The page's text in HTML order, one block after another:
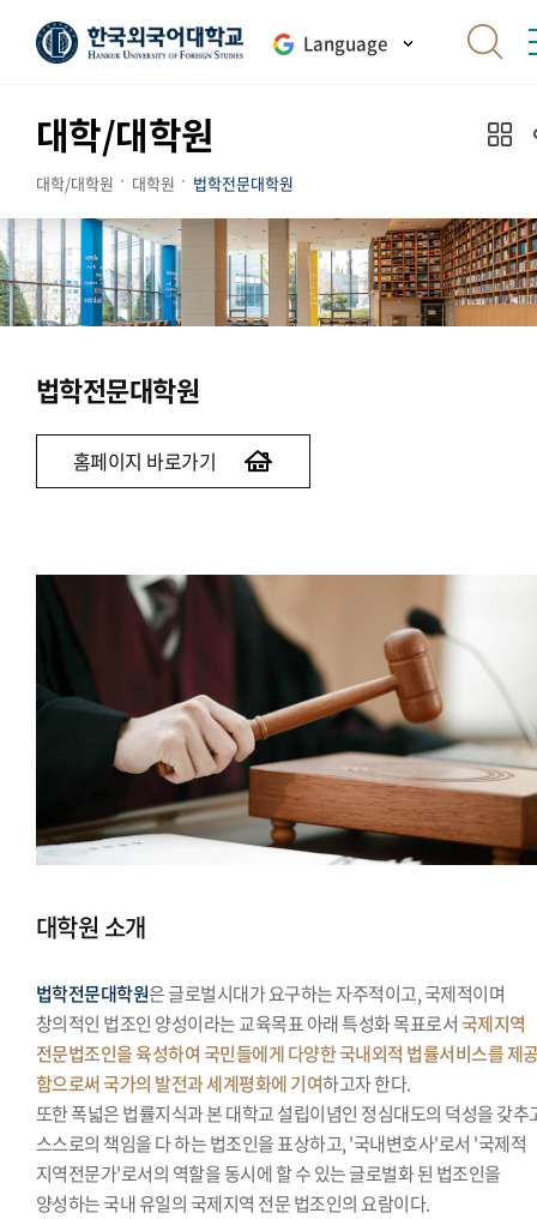
Language
대학/대학원
대학/대학원 대학원 법학전문대학원
법학전문대학원
홈페이지 바로가기
대학원 소개
법학전문대학원은 글로벌시대가 요구하는 자주적이고, 국제적이며
창의적인 법조인 양성이라는 교육목표 아래 특성화 목표로서국제지역
전문법조인을 육성하여 국민들에게 다양한 국내외적 법률서비스를 제
함으로써 국가의 발전과 세계평화에 기여하고자 한다.
또한 폭넓은 법률지식과 본 대학교 설립이념인 정심대도의 덕성을 갖추
스스로의 책임을 다 하는 법조인을 표상하고, '국내변호사'로서 '국제적
지역전문가'로서의 역할을 동시에 할 수 있는 글로벌화 된 법조인을
양성하는 국내 유일의 국제지역 전문 법조인의 요람이다.